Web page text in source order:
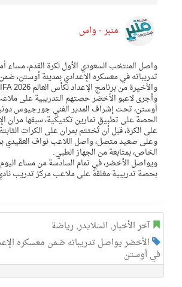
منبر - واس
واصل المنتخب السعودي الأول لكرة القدم، مساء
تدريباته في معسكره الإعدادي بمدينة أوستن، ضمن
والأخيرة من برنامج الإعداد لكأس العالم FIFA 2026™.
وأجرى لاعبو الأخضر حصتهم التدريبية على
أوستن، تحت إشراف المدير الفني جورجيوس
الحصة على تطبيق تمارين تكتيكية، سبقها مران
على الكرة، قبل أن تُختتم بمران على الكرات
وعلى صعيد متصل، واصل اللاعب نواف العقيدي
الخاص، بمتابعة من الجهاز الطبي.
ويواصل الأخضر، في تمام السادسة من مساء اليوم
بحصة تدريبية مغلقة على ملاعب مركز تدريب
آخر الأخبار, السلايدر,رياضة
الأخضر يواصل تدريباته ضمن معسكره
في أوستن